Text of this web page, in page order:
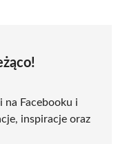
na Facebooku i
inspiracje oraz